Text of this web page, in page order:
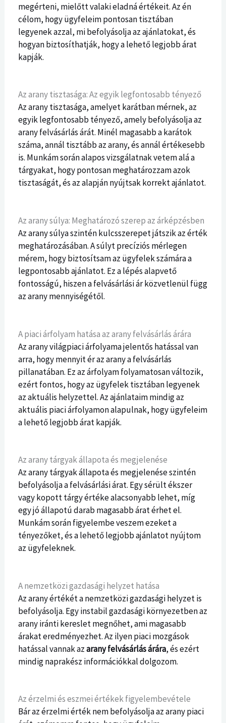
megérteni, mielőtt valaki eladná értékeit. Az én
célom, hogy ügyfeleim pontosan tisztában
legyenek azzal, mi befolyásolja az ajánlatokat, és
hogyan biztosíthatják, hogy a lehető legjobb árat
kapják.
Az arany tisztasága: Az egyik legfontosabb tényező
Az arany tisztasága, amelyet karátban mérnek, az
egyik legfontosabb tényező, amely befolyásolja az
arany felvásárlás árát. Minél magasabb a karátok
száma, annál tisztább az arany, és annál értékesebb
is. Munkám során alapos vizsgálatnak vetem alá a
tárgyakat, hogy pontosan meghatározzam azok
tisztaságát, és az alapján nyújtsak korrekt ajánlatot.
Az arany súlya: Meghatározó szerep az árképzésben
Az arany súlya szintén kulcsszerepet játszik az érték
meghatározásában. A súlyt precíziós mérlegen
mérem, hogy biztosítsam az ügyfelek számára a
legpontosabb ajánlatot. Ez a lépés alapvető
fontosságú, hiszen a felvásárlási ár közvetlenül függ
az arany mennyiségétől.
A piaci árfolyam hatása az arany felvásárlás árára
Az arany világpiaci árfolyama jelentős hatással van
arra, hogy mennyit ér az arany a felvásárlás
pillanatában. Ez az árfolyam folyamatosan változik,
ezért fontos, hogy az ügyfelek tisztában legyenek
az aktuális helyzettel. Az ajánlataim mindig az
aktuális piaci árfolyamon alapulnak, hogy ügyfeleim
a lehető legjobb árat kapják.
Az arany tárgyak állapota és megjelenése
Az arany tárgyak állapota és megjelenése szintén
befolyásolja a felvásárlási árat. Egy sérült ékszer
vagy kopott tárgy értéke alacsonyabb lehet, míg
egy jó állapotú darab magasabb árat érhet el.
Munkám során figyelembe veszem ezeket a
tényezőket, és a lehető legjobb ajánlatot nyújtom
az ügyfeleknek.
A nemzetközi gazdasági helyzet hatása
Az arany értékét a nemzetközi gazdasági helyzet is
befolyásolja. Egy instabil gazdasági környezetben az
arany iránti kereslet megnőhet, ami magasabb
árakat eredményezhet. Az ilyen piaci mozgások
hatással vannak azarany felvásárlás árára, és ezért
mindig naprakész információkkal dolgozom.
Az érzelmi és eszmei értékek figyelembevétele
Bár az érzelmi érték nem befolyásolja az arany piaci